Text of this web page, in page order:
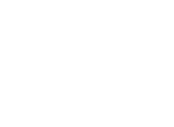
in der Villa Folke